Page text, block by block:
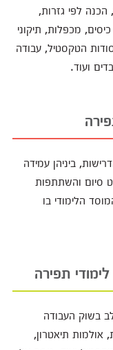
לפי גזרות,
מכפלות, תיקוני
הטקסטיל, עבודה
ועוד.
ביניהן עמידה
סיום והשתתפות
הלימודי בו
תפירה
בשוק העבודה
תיאטרון,